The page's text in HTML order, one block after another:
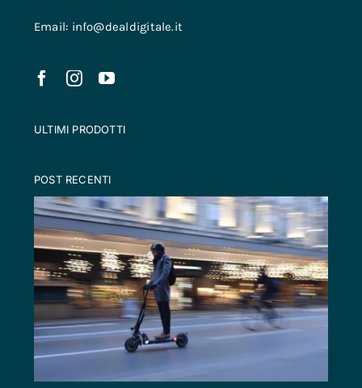
Email: info@dealdigitale.it
ULTIMI PRODOTTI
POST RECENTI